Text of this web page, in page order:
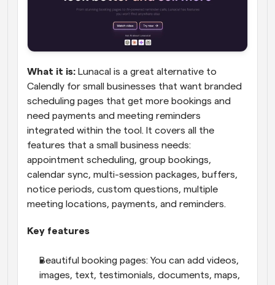
What it is: Lunacal is a great alternative to
Calendly for small businesses that want branded
scheduling pages that get more bookings and
need payments and meeting reminders
integrated within the tool. It covers all the
features that a small business needs:
appointment scheduling, group bookings,
calendar sync, multi-session packages, buffers,
notice periods, custom questions, multiple
meeting locations, payments, and reminders.
Key features
Beautiful booking pages: You can add videos,
images, text, testimonials, documents, maps,